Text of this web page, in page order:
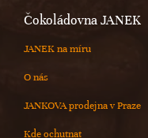
Čokoládovna JANEK
JANEK na míru
O nás
JANKOVA prodejna v Praze
Kde ochutnat